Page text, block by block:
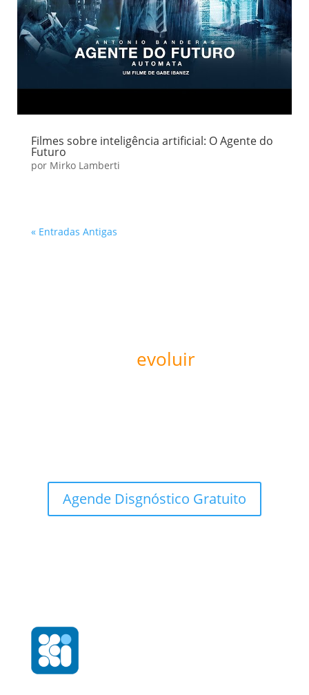
Filmes sobre inteligência artificial: O Agente do
Futuro
por Mirko Lamberti
« Entradas Antigas
evoluirsua
Agende Disgnóstico Gratuito